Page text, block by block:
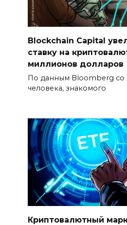
Blockchain Capital
ставку на
миллионов долларов
По данным Bloomberg со
человека, знакомого
Криптовалютный